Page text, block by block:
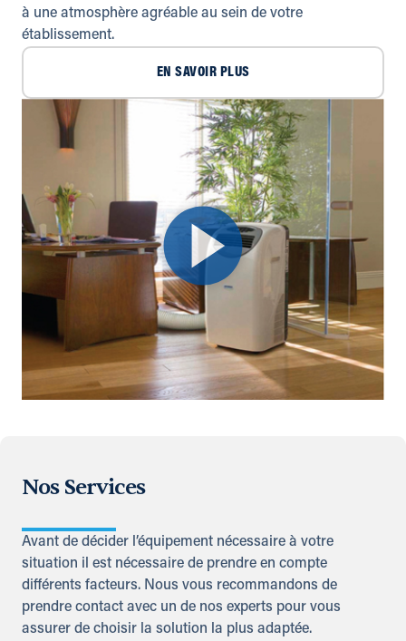
à une atmosphère agréable au sein de votre
établissement.
EN SAVOIR PLUS
Nos Services
Avant de décider l’équipement nécessaire à votre
situation il est nécessaire de prendre en compte
différents facteurs. Nous vous recommandons de
prendre contact avec un de nos experts pour vous
assurer de choisir la solution la plus adaptée.